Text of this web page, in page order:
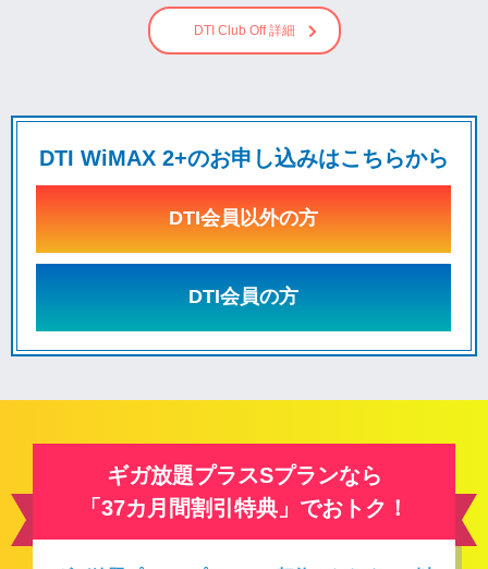
DTI Club Off 詳細
DTI WiMAX 2+のお申し込みはこちらから
DTI会員以外の方
DTI会員の方
ギガ放題プラスSプランなら
「37カ月間割引特典」でおトク！